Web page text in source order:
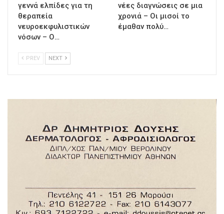
γεννά ελπίδες για τη
θεραπεία
νευροεκφυλιστικών
νόσων – Ο…
νέες διαγνώσεις σε μια
χρονιά – Οι μισοί το
έμαθαν πολύ…
PREV NEXT